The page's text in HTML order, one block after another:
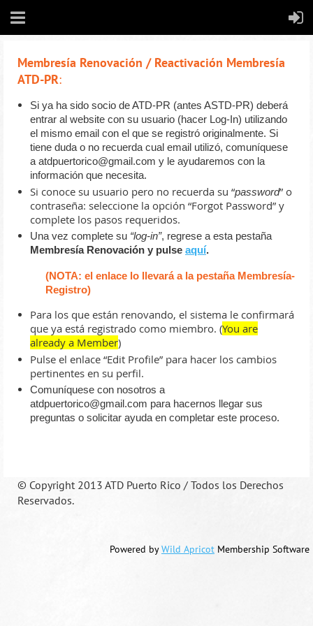
Membresía Renovación / Reactivación Membresía
ATD-PR:
Si ya ha sido socio de ATD-PR (antes ASTD-PR) deberá
entrar al website con su usuario (hacer Log-In) utilizando
el mismo email con el que se registró originalmente. Si
tiene duda o no recuerda cual email utilizó, comuníquese
a atdpuertorico@gmail.com y le ayudaremos con la
información que necesita.
Si conoce su usuario pero no recuerda su “password” o
contraseña: seleccione la opción “Forgot Password” y
complete los pasos requeridos.
Una vez complete su “log-in”, regrese a esta pestaña
Membresía Renovación y pulse aquí.
(NOTA: el enlace lo llevaráa la pestaña Membresía-
Registro)
Para los que están renovando, el sistema le confirmará
que ya está registrado como miembro. (You are
already a Member)
Pulse el enlace “Edit Profile” para hacer los cambios
pertinentes en su perfil.
Comuníquese con nosotros a
atdpuertorico@gmail.com para hacernos llegar sus
preguntas o solicitar ayuda en completar este proceso.
© Copyright 2013 ATD Puerto Rico / Todos los Derechos
Reservados.
Powered byWild Apricot Membership Software